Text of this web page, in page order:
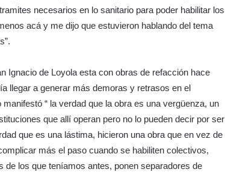
necesarios en lo sanitario para poder habilitar los
acá y me dijo que estuvieron hablando del tema
Ignacio de Loyola esta con obras de refacción hace
llegar a generar más demoras y retrasos en el
“ la verdad que la obra es una vergüenza, un
que allí operan pero no lo pueden decir por ser
que es una lástima, hicieron una obra que en vez de
más el paso cuando se habiliten colectivos,
los que teníamos antes, ponen separadores de